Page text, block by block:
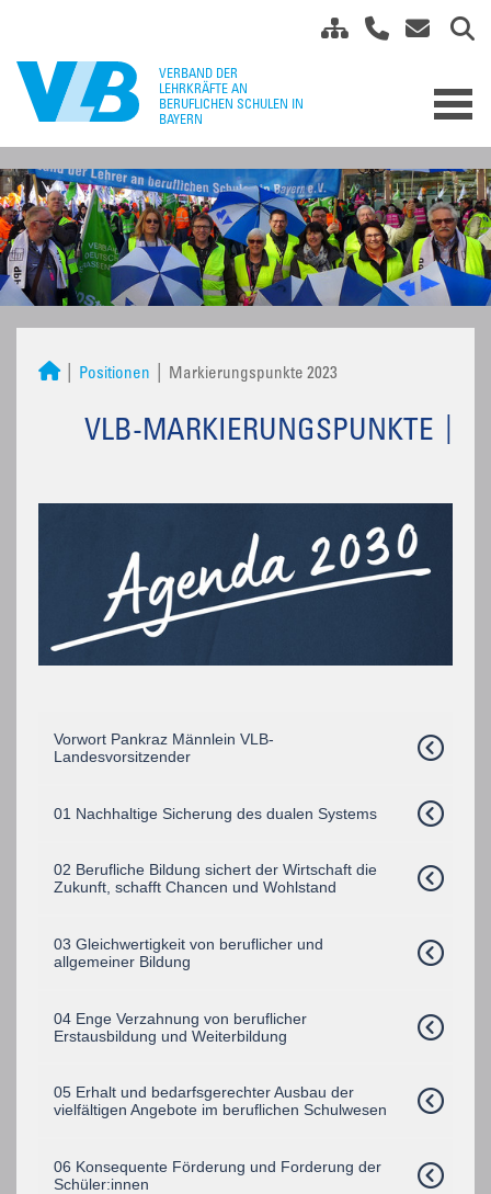
Positionen Markierungspunkte 2023
VLB-MARKIERUNGSPUNKTE
Vorwort Pankraz Männlein VLB-
Landesvorsitzender
01 Nachhaltige Sicherung des dualen Systems
02 Berufliche Bildung sichert der Wirtschaft die
Zukunft, schafft Chancen und Wohlstand
03 Gleichwertigkeit von beruflicher und
allgemeiner Bildung
04 Enge Verzahnung von beruflicher
Erstausbildung und Weiterbildung
05 Erhalt und bedarfsgerechter Ausbau der
vielfältigen Angebote im beruflichen Schulwesen
06 Konsequente Förderung und Forderung der
Schüler:innen